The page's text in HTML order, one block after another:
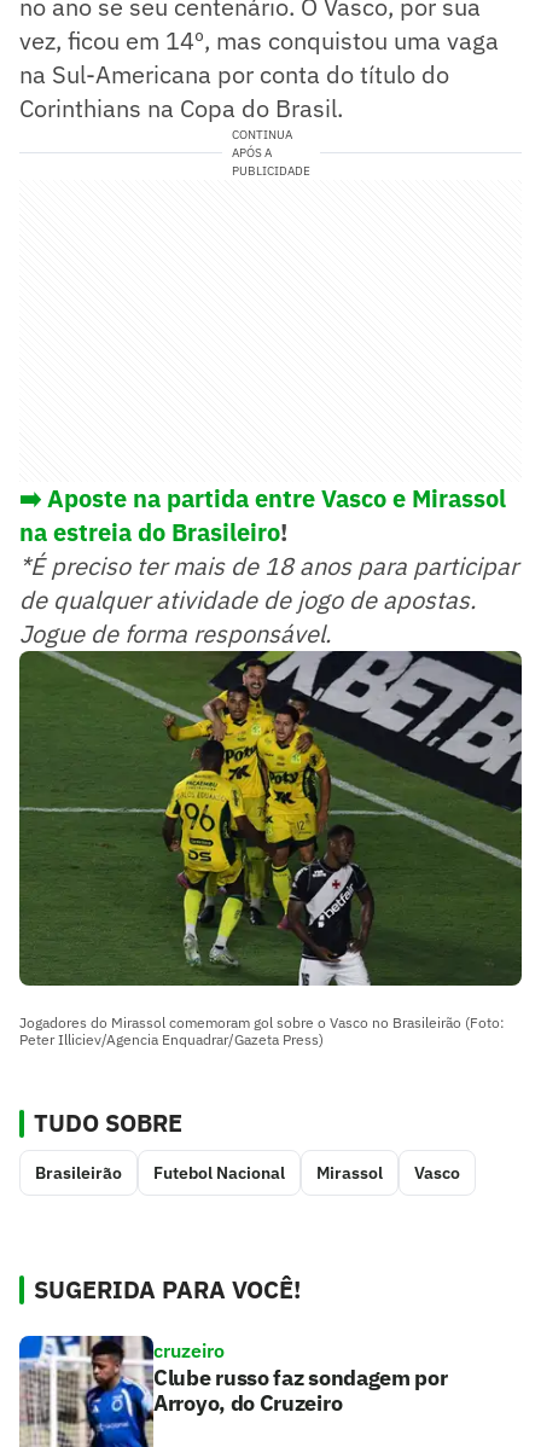
vez, ficou em 14º, mas conquistou uma vaga
na Sul-Americana por conta do título do
Corinthians na Copa do Brasil.
CONTINUA
APÓS A
PUBLICIDADE
➡️ Aposte na partida entre Vasco e Mirassol
na estreia do Brasileiro!
*É preciso ter mais de 18 anos para participar
de qualquer atividade de jogo de apostas.
Jogue de forma responsável.
Jogadores do Mirassol comemoram gol sobre o Vasco no Brasileirão (Foto:
Peter Illiciev/Agencia Enquadrar/Gazeta Press)
TUDO SOBRE
Brasileirão Futebol Nacional Mirassol Vasco
SUGERIDA PARA VOCÊ!
cruzeiro
Clube russo faz sondagem por
Arroyo, do Cruzeiro